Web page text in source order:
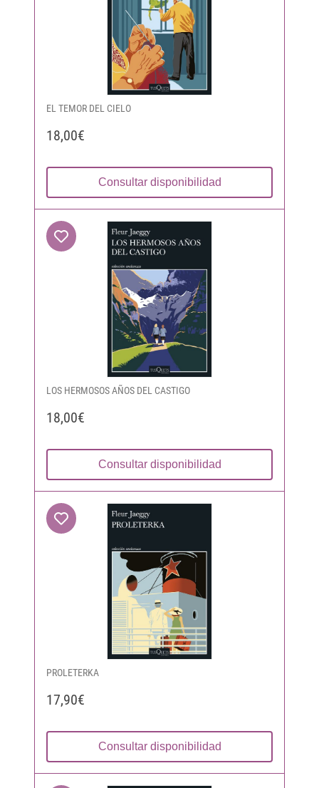
EL TEMOR DEL CIELO
18,00€
Consultar disponibilidad
LOS HERMOSOS AÑOS DEL CASTIGO
18,00€
Consultar disponibilidad
PROLETERKA
17,90€
Consultar disponibilidad